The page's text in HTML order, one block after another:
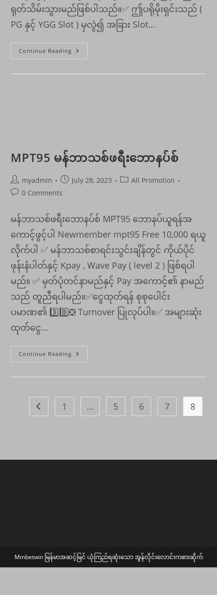
ရုတ်သိမ်းသွားမည်ဖြစ်ပါသည်။✅ ဤပရိုမိုးရှင်းသည် (
PG နှင့် YGG Slot ) မှလွဲ၍ အခြား Slot…
Continue Reading 👑
ပထမ
MPT95 မန်ဘာသစ်ဖရီးဘောနပ်စ်
Post
author:
myadmin
Post
published:
July 28, 2023
PostAll Promotion
Post0 Comments
မန်ဘာသစ်ဖရီးဘောနပ်စ် MPT95 ဘောနပ်ယူရန်အ
ကောင့်ဖွင့်ပါ Newmember mpt95 Free 10,000 ရယူ
လိုက်ပါ ✅ မန်ဘာသစ်စာရင်းသွင်းချိန်တွင် ကိုယ်ပိုင်
ဖုန်းနံပါတ်နှင့် Kpay , Wave Pay ( level 2 ) ဖြစ်ရပါ
မည်။ ✅ မှတ်ပုံတင်နာမည်နှင့် Pay အကောင့်၏ နာမည်
သည် တူညီရပါမည်။✅ငွေထုတ်ရန် စုစုပေါင်း
ပမာဏ၏ 3️⃣0️⃣❎ Turnover ပြုလုပ်ပါ။✅ အများဆုံး
ထုတ်ငွေ…
Continue Reading MPT95
မန်
စ်
Go to the previous page
1 … 5 6 7 8
Mmbetwin မြန်မာအဆင့်မြင် ယုံကြည်ရဆုံးသော အွန်လိုင်း‌လောင်းကစားဆိုက်